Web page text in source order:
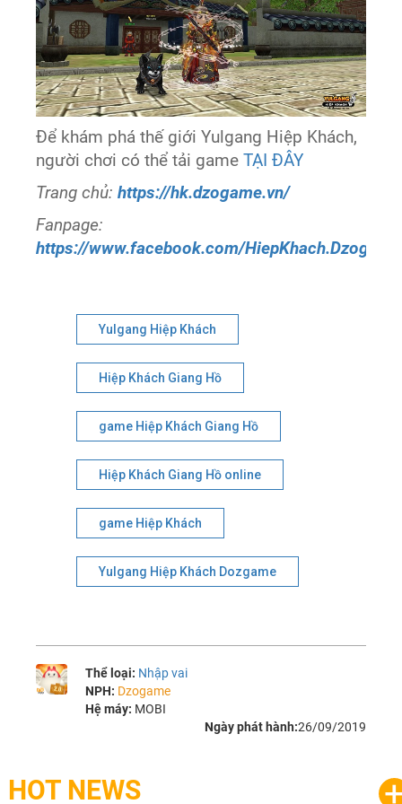
Để khám phá thế giới Yulgang Hiệp Khách,
người chơi có thể tải gameTẠI ĐÂY
Trang chủ:https://hk.dzogame.vn/
Fanpage:
https://www.facebook.com/
Yulgang Hiệp Khách
Hiệp Khách Giang Hồ
game Hiệp Khách Giang Hồ
Hiệp Khách Giang Hồ online
game Hiệp Khách
Yulgang Hiệp Khách Dozgame
Thể loại: Nhập vai
NPH: Dzogame
Hệ máy: MOBI
Ngày phát hành:26/09/2019
HOT NEWS